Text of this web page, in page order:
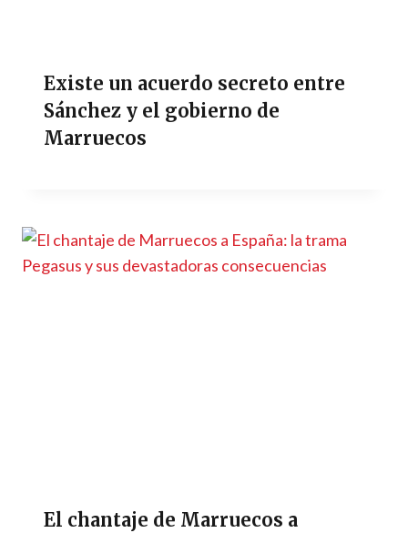
Existe un acuerdo secreto entre
Sánchez y el gobierno de
Marruecos
El chantaje de Marruecos a